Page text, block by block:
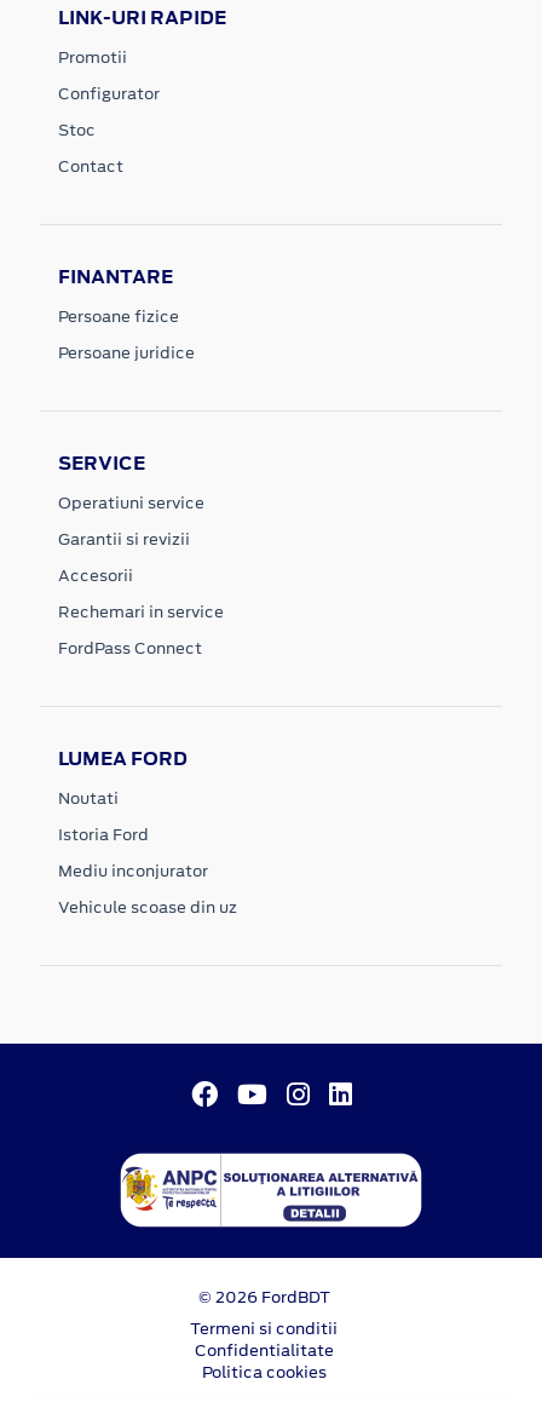
LINK-URI RAPIDE
Promotii
Configurator
Stoc
Contact
FINANTARE
Persoane fizice
Persoane juridice
SERVICE
Operatiuni service
Garantii si revizii
Accesorii
Rechemari in service
FordPass Connect
LUMEA FORD
Noutati
Istoria Ford
Mediu inconjurator
Vehicule scoase din uz
© 2026 FordBDT
Termeni si conditii
Confidentialitate
Politica cookies